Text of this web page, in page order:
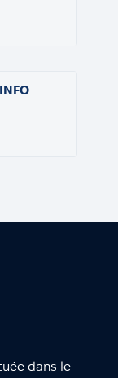
dans le